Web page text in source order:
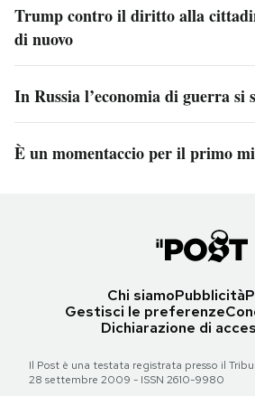
Trump contro il diritto alla
di nuovo
In Russia l’economia di guerra si
È un momentaccio per il primo
Chi siamoPubblicità
Gestisci le preferenze
Dichiarazione di
Il Post è una testata registrata presso il
28 settembre 2009 - ISSN 2610-9980